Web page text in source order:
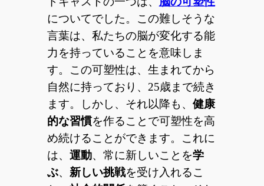
についてでした。この難しそうな
言葉は、私たちの脳が変化する能
力を持っていることを意味しま
す。この可塑性は、生まれてから
自然に持っており、25歳まで続き
ます。しかし、それ以降も、 健康
的な習慣を作ることで可塑性を高
め続けることができます。これに
は、 運動、常に新しいことを学
ぶ、 新しい挑戦を受け入れるこ